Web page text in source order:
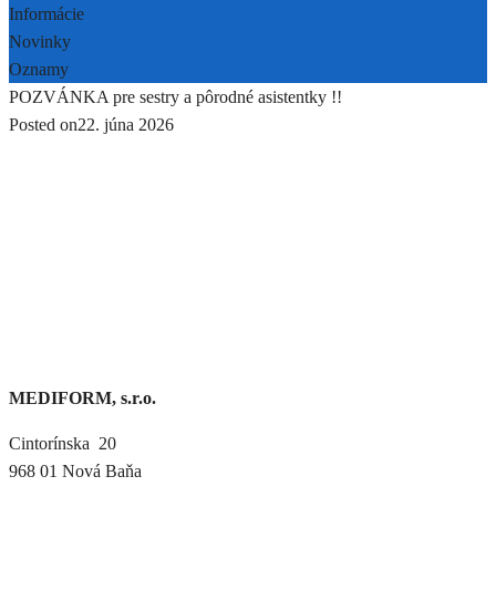
Informácie
Novinky
Oznamy
POZVÁNKA pre sestry a pôrodné asistentky !!
Posted on22. júna 2026
MEDIFORM, s.r.o.
Cintorínska 20
968 01 Nová Baňa